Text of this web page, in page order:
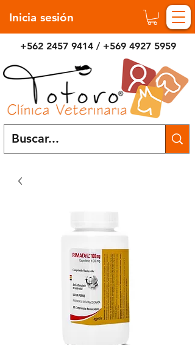
Inicia sesión
+562 2457 9414 / +569 4927 5959